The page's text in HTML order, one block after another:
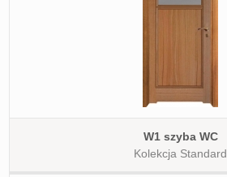
W1 szyba WC
Kolekcja Standard